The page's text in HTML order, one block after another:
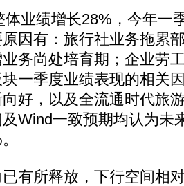
绩增长28%，今年一
因有：旅行社业务拖累
务尚处培育期；企业劳
一季度业绩表现的相关
好，以及全流通时代旅
Wind一致预期均认为未
所释放，下行空间相